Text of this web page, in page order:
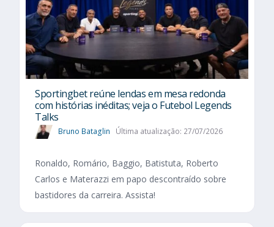
Sportingbet reúne lendas em mesa redonda
com histórias inéditas; veja o Futebol Legends
Talks
Bruno Bataglin Última atualização: 27/07/2026
Ronaldo, Romário, Baggio, Batistuta, Roberto
Carlos e Materazzi em papo descontraído sobre
bastidores da carreira. Assista!